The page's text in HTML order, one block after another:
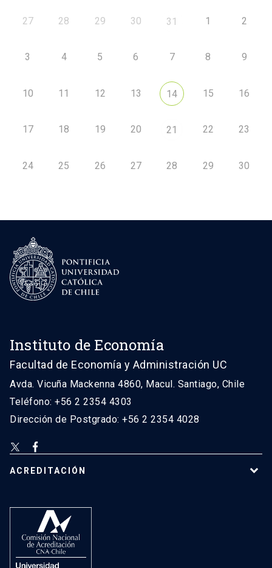
27 28 29 30 31 1 2
3 4 5 6 7 8 9
10 11 12 13 14 15 16
17 18 19 20 21 22 23
24 25 26 27 28 29 30
Instituto de Economía
Facultad de Economía y Administración UC
Avda. Vicuña Mackenna 4860, Macul. Santiago, Chile
Teléfono: +56 2 2354 4303
Dirección de Postgrado: +56 2 2354 4028
ACREDITACIÓN